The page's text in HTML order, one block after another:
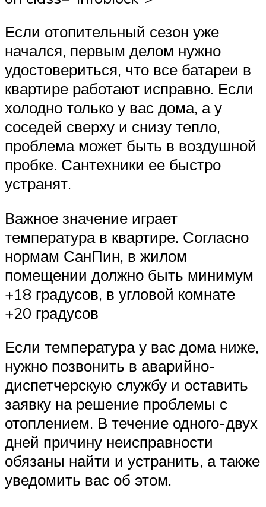
Если отопительный сезон уже
начался, первым делом нужно
удостовериться, что все батареи в
квартире работают исправно. Если
холодно только у вас дома, а у
соседей сверху и снизу тепло,
проблема может быть в воздушной
пробке. Сантехники ее быстро
устранят.
Важное значение играет
температура в квартире. Согласно
нормам СанПин, в жилом
помещении должно быть минимум
+18 градусов, в угловой комнате
+20 градусов
Если температура у вас дома ниже,
нужно позвонить в аварийно-
диспетчерскую службу и оставить
заявку на решение проблемы с
отоплением. В течение одного-двух
дней причину неисправности
обязаны найти и устранить, а также
уведомить вас об этом.